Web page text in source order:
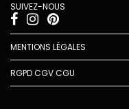
SUIVEZ-NOUS
MENTIONS LÉGALES
RGPDCGVCGU